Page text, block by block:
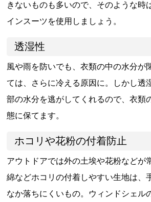
きないものも多いので、そのような時
インスーツを使用しましょう。
透湿性
風や雨を防いでも、衣類の中の水分が
ては、さらに冷える原因に。しかし透
部の水分を逃がしてくれるので、衣類
態に保てます。
ホコリや花粉の付着防止
アウトドアでは外の土埃や花粉などが
綿などホコリの付着しやすい生地は、
なか落ちにくいもの。ウィンドシェル